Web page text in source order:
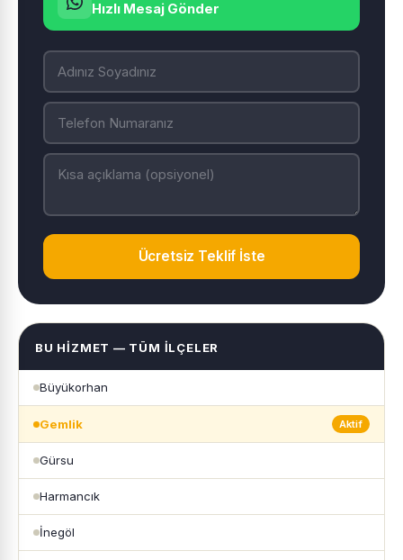
Hızlı Mesaj Gönder
Ücretsiz Teklif İste
BU HIZMET — TÜM İLÇELER
Büyükorhan
Gemlik Aktif
Gürsu
Harmancık
İnegöl